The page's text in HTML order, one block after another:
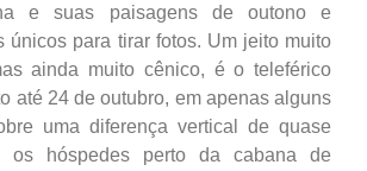
e suas paisagens de outono e
únicos para tirar fotos. Um jeito muito
ainda muito cênico, é o teleférico
até 24 de outubro, em apenas alguns
uma diferença vertical de quase
os hóspedes perto da cabana de